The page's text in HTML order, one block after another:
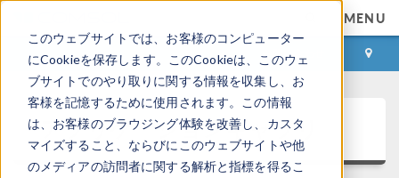
このウェブサイトでは、お客様のコンピューター
にCookieを保存します。このCookieは、このウェ
ブサイトでのやり取りに関する情報を収集し、お
客様を記憶するために使用されます。この情報
は、お客様のブラウジング体験を改善し、カスタ
マイズすること、ならびにこのウェブサイトや他
のメディアの訪問者に関する解析と指標を得るこ
MENU
ログイン お問い合わせ
アプリケーションギャラリ